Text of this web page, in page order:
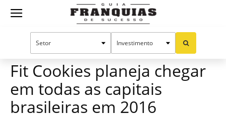
Guia
Mercado de franquias
Fit Cookies planeja chegar
em todas as capitais
brasileiras em 2016